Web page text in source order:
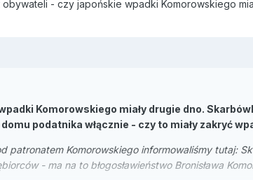
- czy japońskie wpadki Komorowskiego
Komorowskiego miały drugie dno.
podatnika włącznie - czy to miały zakryć
patronatem Komorowskiego informowaliśmy tutaj:
- ma na to błogosławieństwo Bronisława